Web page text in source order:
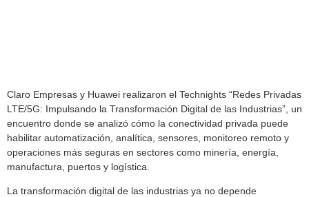
Claro Empresas y Huawei realizaron el Technights “Redes Privadas
LTE/5G: Impulsando la Transformación Digital de las Industrias”, un
encuentro donde se analizó cómo la conectividad privada puede
habilitar automatización, analítica, sensores, monitoreo remoto y
operaciones más seguras en sectores como minería, energía,
manufactura, puertos y logística.
La transformación digital de las industrias ya no depende